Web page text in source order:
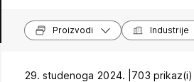
Proizvodi Industrije
29. studenoga 2024. | 703 prikaz(i) |